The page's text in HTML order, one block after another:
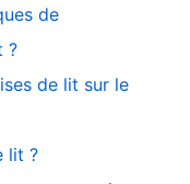
de
?
de lit sur le
lit ?